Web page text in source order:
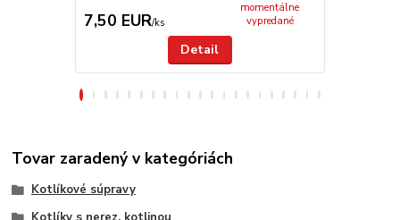
7,50 EUR/ks
momentálne
vypredané
Detail
Tovar zaradený v kategóriách
Kotlíkové súpravy